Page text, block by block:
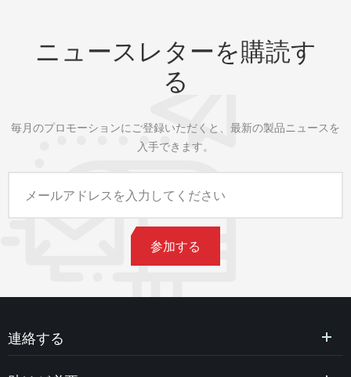
ニュースレターを購読す
る
毎月のプロモーションにご登録いただくと、最新の製品ニュースを
入手できます。
連絡する